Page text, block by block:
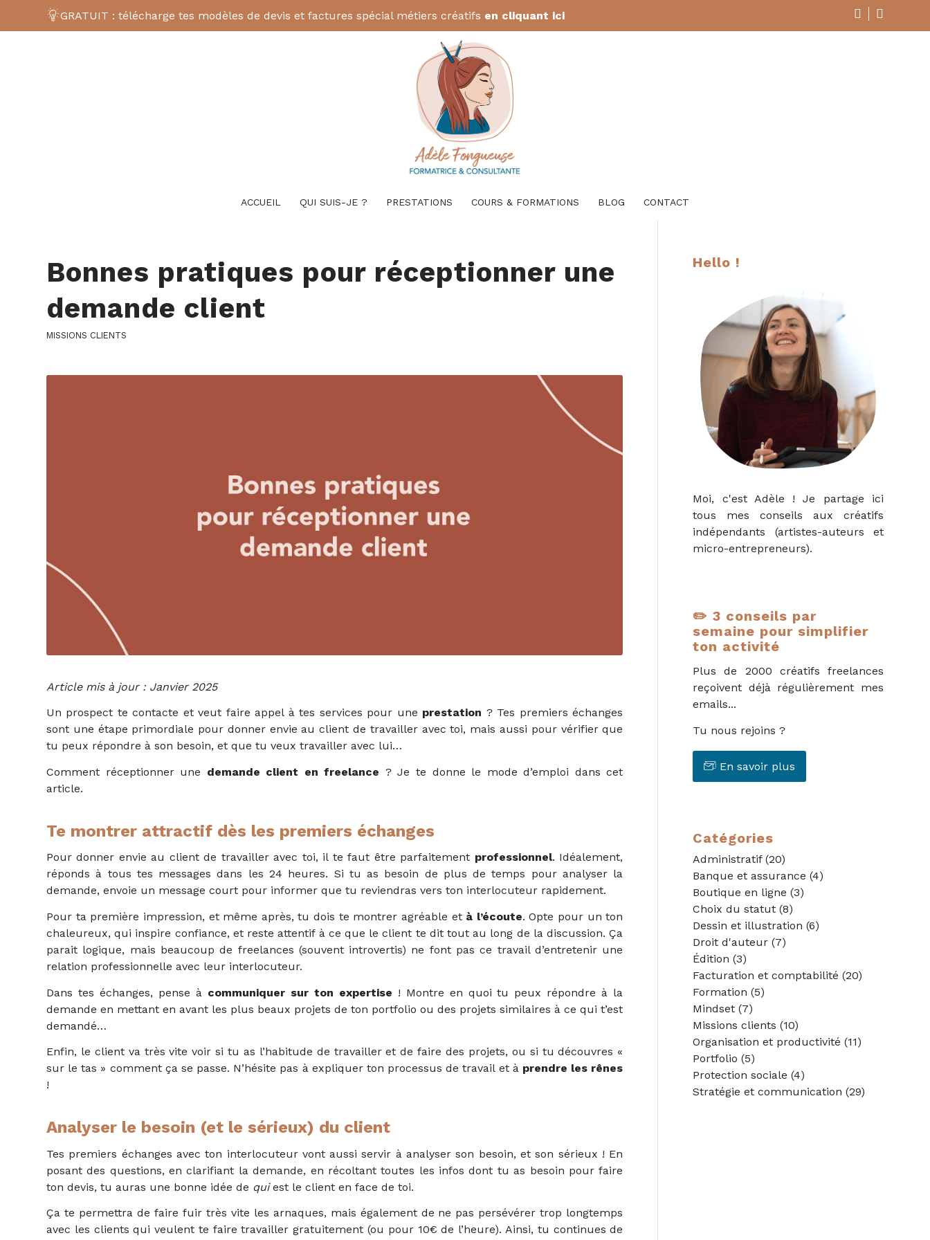
GRATUIT : télécharge tes modèles de devis et factures spécial métiers créatifs en cliquant ici
ACCUEIL QUI SUIS-JE ? PRESTATIONS COURS & FORMATIONS BLOG CONTACT
Bonnes pratiques pour réceptionner une
demande client
MISSIONS CLIENTS
Article mis à jour : Janvier 2025
Un prospect te contacte et veut faire appel à tes services pour une prestation ? Tes premiers échanges
sont une étape primordiale pour donner envie au client de travailler avec toi, mais aussi pour vérifier que
tu peux répondre à son besoin, et que tu veux travailler avec lui…
Comment réceptionner une demande client en freelance ? Je te donne le mode d’emploi dans cet
article.
Te montrer attractif dès les premiers échanges
Pour donner envie au client de travailler avec toi, il te faut être parfaitement professionnel. Idéalement,
réponds à tous tes messages dans les 24 heures. Si tu as besoin de plus de temps pour analyser la
demande, envoie un message court pour informer que tu reviendras vers ton interlocuteur rapidement.
Pour ta première impression, et même après, tu dois te montrer agréable et à l’écoute. Opte pour un ton
chaleureux, qui inspire confiance, et reste attentif à ce que le client te dit tout au long de la discussion. Ça
parait logique, mais beaucoup de freelances (souvent introvertis) ne font pas ce travail d’entretenir une
relation professionnelle avec leur interlocuteur.
Dans tes échanges, pense à communiquer sur ton expertise ! Montre en quoi tu peux répondre à la
demande en mettant en avant les plus beaux projets de ton portfolio ou des projets similaires à ce qui t’est
demandé…
Enfin, le client va très vite voir si tu as l’habitude de travailler et de faire des projets, ou si tu découvres «
sur le tas » comment ça se passe. N’hésite pas à expliquer ton processus de travail et à prendre les rênes
!
Analyser le besoin (et le sérieux) du client
Tes premiers échanges avec ton interlocuteur vont aussi servir à analyser son besoin, et son sérieux ! En
posant des questions, en clarifiant la demande, en récoltant toutes les infos dont tu as besoin pour faire
ton devis, tu auras une bonne idée de quiest le client en face de toi.
Ça te permettra de faire fuir très vite les arnaques, mais également de ne pas persévérer trop longtemps
avec les clients qui veulent te faire travailler gratuitement (ou pour 10€ de l’heure). Ainsi, tu continues de
Hello !
Moi, c'est Adèle ! Je partage ici
tous mes conseils aux créatifs
indépendants (artistes-auteurs et
micro-entrepreneurs).
✏️ 3 conseils par
semaine pour simplifier
ton activité
Plus de 2000 créatifs freelances
reçoivent déjà régulièrement mes
emails...
Tu nous rejoins ?
En savoir plus
Catégories
Administratif(20)
Banque et assurance (4)
Boutique en ligne (3)
Choix du statut (8)
Dessin et illustration (6)
Droit d'auteur (7)
Édition (3)
Facturation et comptabilité (20)
Formation (5)
Mindset (7)
Missions clients (10)
Organisation et productivité (11)
Portfolio (5)
Protection sociale (4)
Stratégie et communication (29)